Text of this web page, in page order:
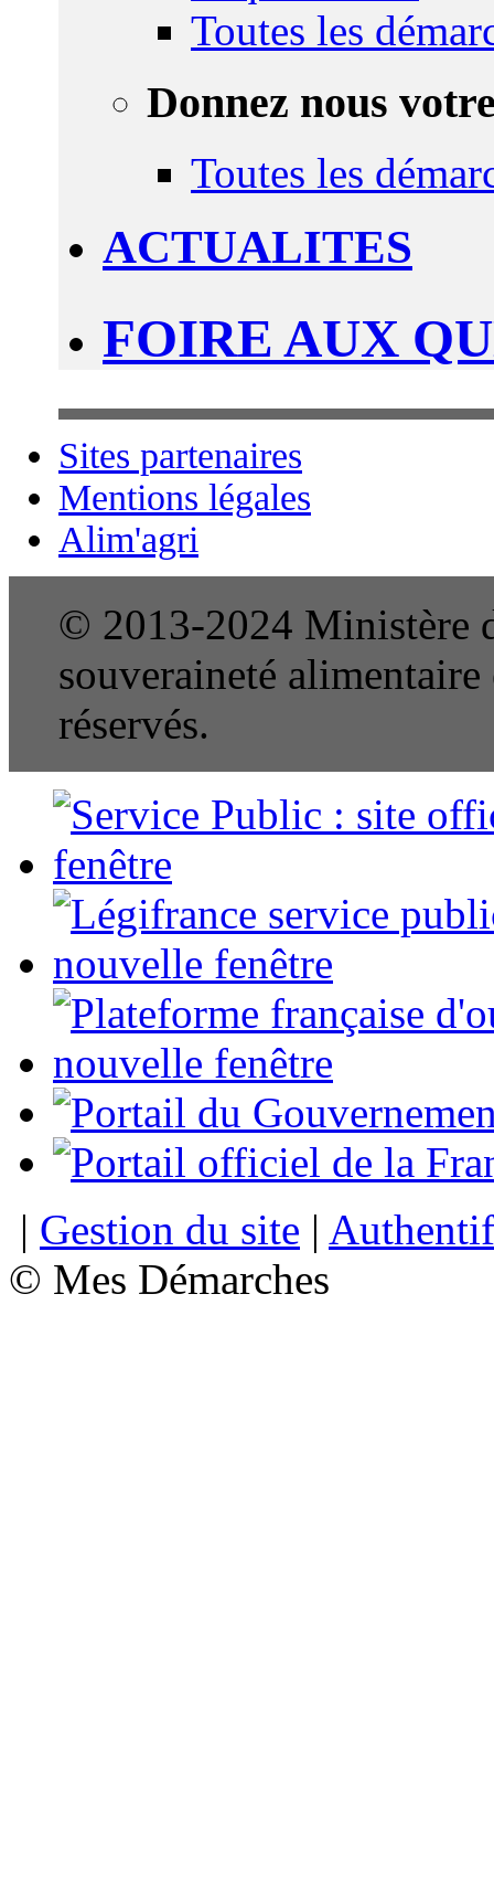
Toutes les
Donnez nous
Toutes les
ACTUALITES
FOIRE AUX
Sites partenaires
Mentions légales
Alim'agri
© 2013-2024 Ministère
souveraineté
réservés.
| Gestion du site |
© Mes Démarches